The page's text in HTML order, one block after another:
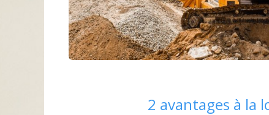
2 avantages à la